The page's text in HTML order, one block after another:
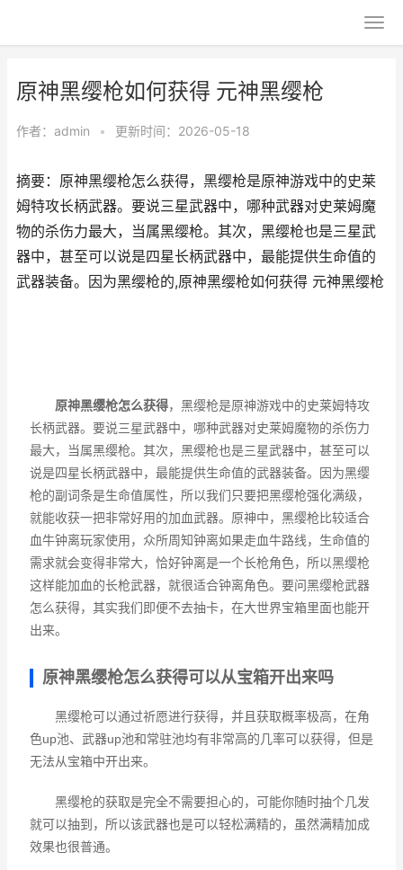
原神黑缨枪如何获得 元神黑缨枪
作者： admin • 更新时间：2026-05-18
摘要：原神黑缨枪怎么获得，黑缨枪是原神游戏中的史莱
姆特攻长柄武器。要说三星武器中，哪种武器对史莱姆魔
物的杀伤力最大，当属黑缨枪。其次，黑缨枪也是三星武
器中，甚至可以说是四星长柄武器中，最能提供生命值的
武器装备。因为黑缨枪的,原神黑缨枪如何获得 元神黑缨枪
原神黑缨枪怎么获得，黑缨枪是原神游戏中的史莱姆特攻
长柄武器。要说三星武器中，哪种武器对史莱姆魔物的杀伤力
最大，当属黑缨枪。其次，黑缨枪也是三星武器中，甚至可以
说是四星长柄武器中，最能提供生命值的武器装备。因为黑缨
枪的副词条是生命值属性，所以我们只要把黑缨枪强化满级，
就能收获一把非常好用的加血武器。原神中，黑缨枪比较适合
血牛钟离玩家使用，众所周知钟离如果走血牛路线，生命值的
需求就会变得非常大，恰好钟离是一个长枪角色，所以黑缨枪
这样能加血的长枪武器，就很适合钟离角色。要问黑缨枪武器
怎么获得，其实我们即便不去抽卡，在大世界宝箱里面也能开
出来。
原神黑缨枪怎么获得可以从宝箱开出来吗
黑缨枪可以通过祈愿进行获得，并且获取概率极高，在角
色up池、武器up池和常驻池均有非常高的几率可以获得，但是
无法从宝箱中开出来。
黑缨枪的获取是完全不需要担心的，可能你随时抽个几发
就可以抽到，所以该武器也是可以轻松满精的，虽然满精加成
效果也很普通。